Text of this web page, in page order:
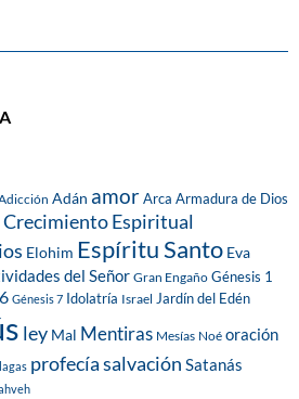
Adán amorArca Armadura de Dios
Crecimiento Espiritual
Elohim Espíritu Santo Eva
del Señor Gran Engaño Génesis 1
Génesis 7 Idolatría Israel Jardín del Edén
ley Mal Mentiras Mesías Noé oración
profecíasalvación Satanás